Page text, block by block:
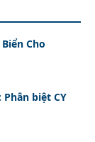
Cho
biệt CY